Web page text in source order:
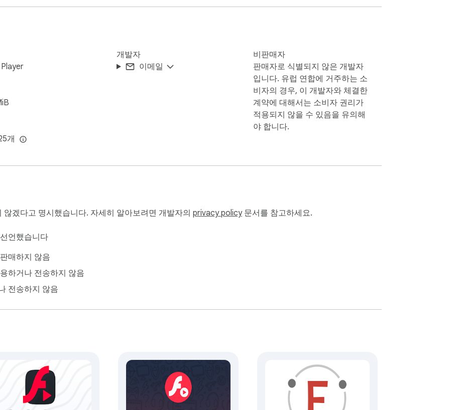
하고 툴바 아이콘에서 바로 실행할 수도 있습니다.
표입니다. 이 확장 프로그램은 독립적인 에뮬레이터이며 Adobe와는 아무런 관련이 없습니다.)
개
개발자
이메일
비판매자
판매자로 식별되지 않은 개발자
입니다. 유럽 연합에 거주하는 소
비자의 경우, 이 개발자와 체결한
계약에 대해서는 소비자 권리가
적용되지 않을 수 있음을 유의해
야 합니다.
겠다고 명시했습니다. 자세히 알아보려면 개발자의 privacy policy문서를 참고하세요.
언했습니다
매하지 않음
하거나 전송하지 않음
전송하지 않음